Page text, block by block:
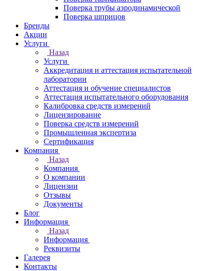
Поверка трубы аэродинамической
Поверка шприцов
Бренды
Акции
Услуги
Назад
Услуги
Аккредитация и аттестация испытательной
лаборатории
Аттестация и обучение специалистов
Аттестация испытательного оборудования
Калибровка средств измерений
Лицензирование
Поверка средств измерений
Промышленная экспертиза
Сертификация
Компания
Назад
Компания
О компании
Лицензии
Отзывы
Документы
Блог
Информация
Назад
Информация
Реквизиты
Галерея
Контакты